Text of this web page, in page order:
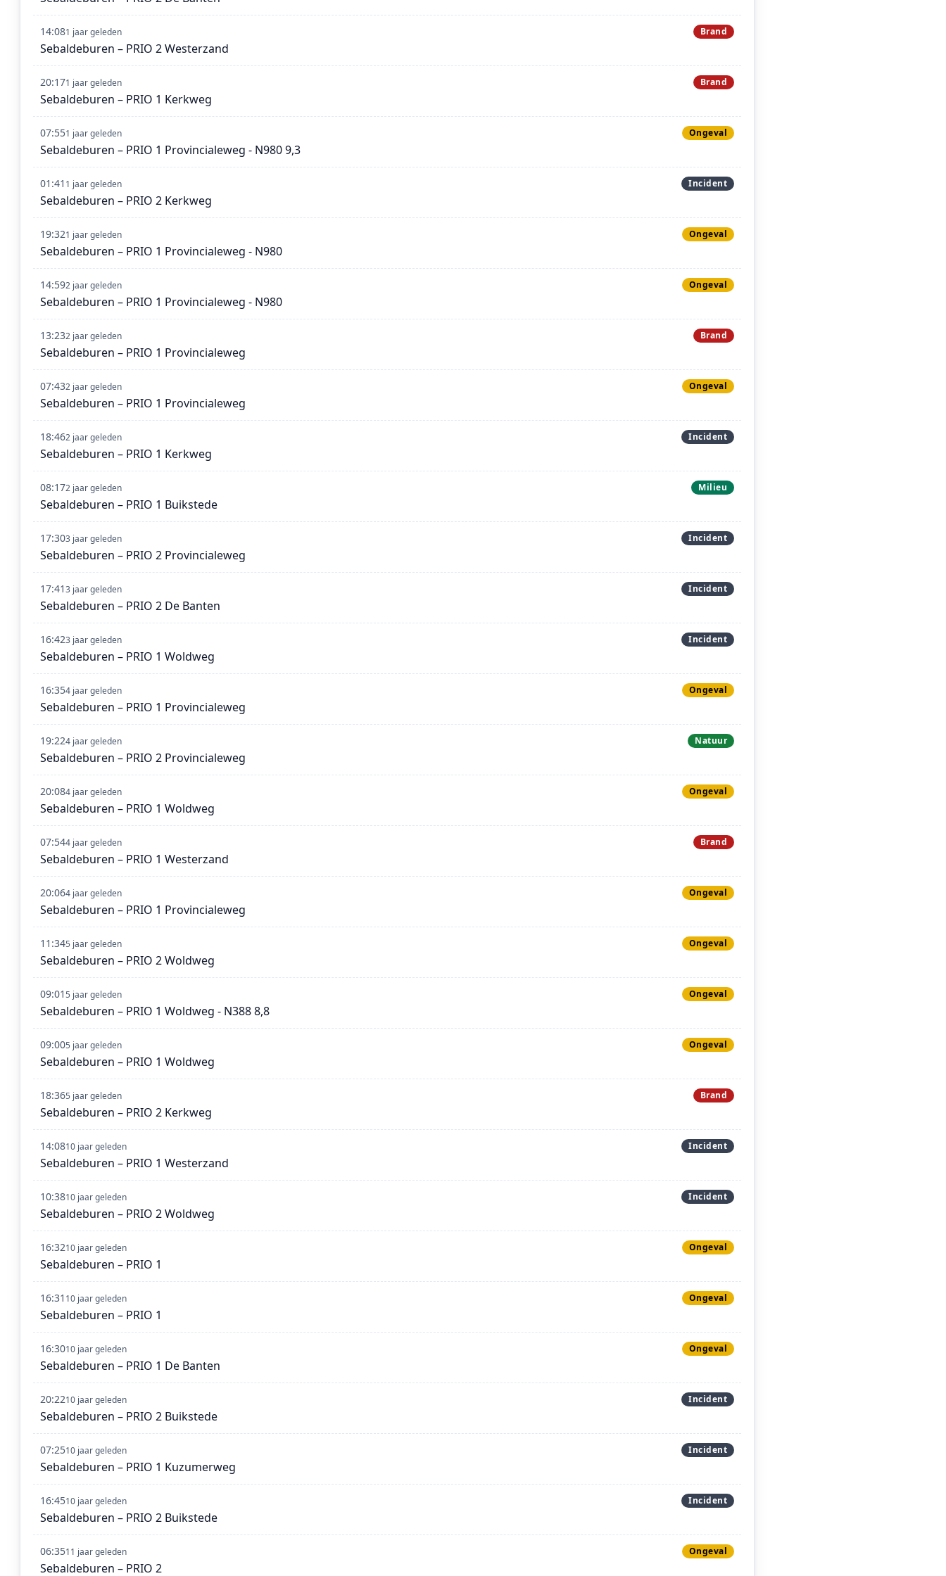
14:081 jaar geleden Brand
Sebaldeburen – PRIO 2 Westerzand
20:171 jaar geleden Brand
Sebaldeburen – PRIO 1 Kerkweg
07:551 jaar geleden Ongeval
Sebaldeburen – PRIO 1 Provincialeweg - N980 9,3
01:41 1 jaar geleden Incident
Sebaldeburen – PRIO 2 Kerkweg
19:321 jaar geleden Ongeval
Sebaldeburen – PRIO 1 Provincialeweg - N980
14:592 jaar geleden Ongeval
Sebaldeburen – PRIO 1 Provincialeweg - N980
13:232 jaar geleden Brand
Sebaldeburen – PRIO 1 Provincialeweg
07:432 jaar geleden Ongeval
Sebaldeburen – PRIO 1 Provincialeweg
18:462 jaar geleden Incident
Sebaldeburen – PRIO 1 Kerkweg
08:172 jaar geleden Milieu
Sebaldeburen – PRIO 1 Buikstede
17:303 jaar geleden Incident
Sebaldeburen – PRIO 2 Provincialeweg
17:413 jaar geleden Incident
Sebaldeburen – PRIO 2 De Banten
16:423 jaar geleden Incident
Sebaldeburen – PRIO 1 Woldweg
16:354 jaar geleden Ongeval
Sebaldeburen – PRIO 1 Provincialeweg
19:224 jaar geleden Natuur
Sebaldeburen – PRIO 2 Provincialeweg
20:084 jaar geleden Ongeval
Sebaldeburen – PRIO 1 Woldweg
07:544 jaar geleden Brand
Sebaldeburen – PRIO 1 Westerzand
20:064 jaar geleden Ongeval
Sebaldeburen – PRIO 1 Provincialeweg
11:345 jaar geleden Ongeval
Sebaldeburen – PRIO 2 Woldweg
09:015 jaar geleden Ongeval
Sebaldeburen – PRIO 1 Woldweg - N388 8,8
09:005 jaar geleden Ongeval
Sebaldeburen – PRIO 1 Woldweg
18:365 jaar geleden Brand
Sebaldeburen – PRIO 2 Kerkweg
14:0810 jaar geleden Incident
Sebaldeburen – PRIO 1 Westerzand
10:3810 jaar geleden Incident
Sebaldeburen – PRIO 2 Woldweg
16:3210 jaar geleden Ongeval
Sebaldeburen – PRIO 1
16:31 10 jaar geleden Ongeval
Sebaldeburen – PRIO 1
16:3010 jaar geleden Ongeval
Sebaldeburen – PRIO 1 De Banten
20:2210 jaar geleden Incident
Sebaldeburen – PRIO 2 Buikstede
07:2510 jaar geleden Incident
Sebaldeburen – PRIO 1 Kuzumerweg
16:4510 jaar geleden Incident
Sebaldeburen – PRIO 2 Buikstede
06:3511 jaar geleden Ongeval
Sebaldeburen – PRIO 2